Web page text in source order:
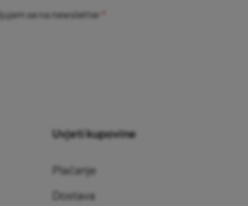
se na newsletter
Uvjeti kupovine
Plaćanje
Dostava